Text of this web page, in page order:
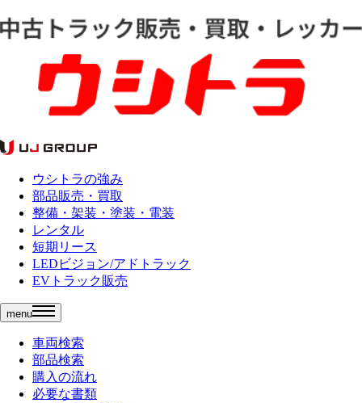
ウシトラの強み
部品販売・買取
整備・架装・塗装・電装
レンタル
短期リース
LEDビジョン/アドトラック
EVトラック販売
menu
車両検索
部品検索
購入の流れ
必要な書類